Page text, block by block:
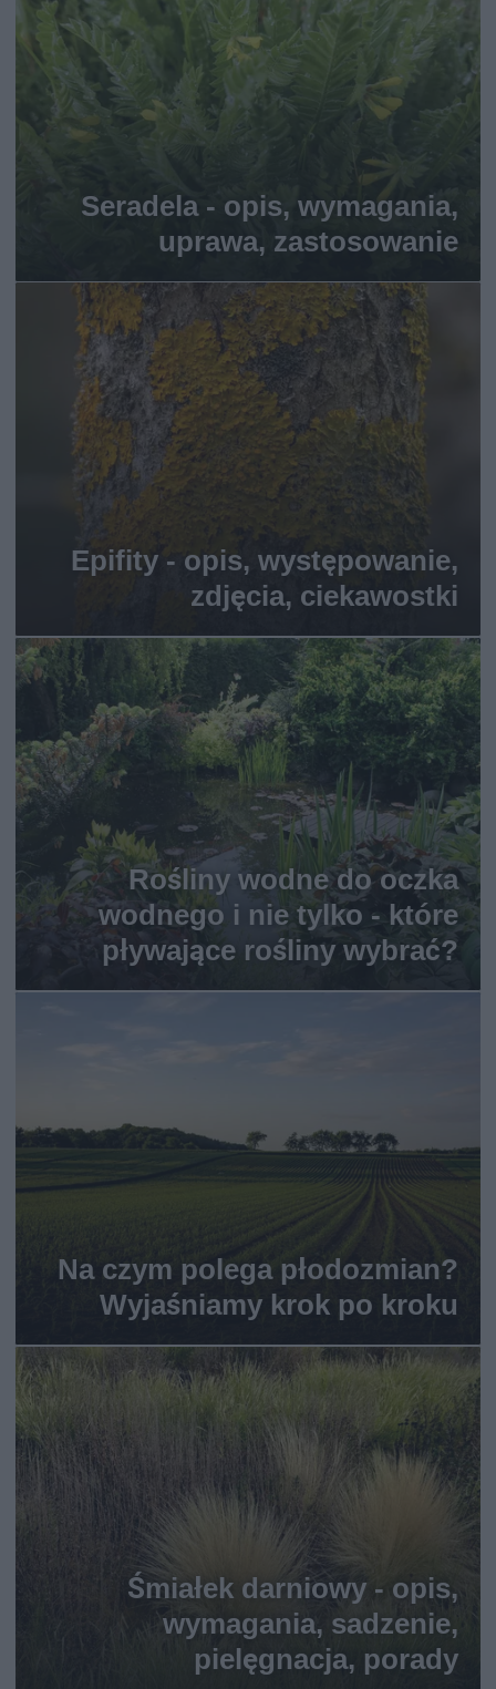
Seradela - opis, wymagania,
uprawa, zastosowanie
Epifity - opis, występowanie,
zdjęcia, ciekawostki
Rośliny wodne do oczka
wodnego i nie tylko - które
pływające rośliny wybrać?
Na czym polega płodozmian?
Wyjaśniamy krok po kroku
Śmiałek darniowy - opis,
wymagania, sadzenie,
pielęgnacja, porady